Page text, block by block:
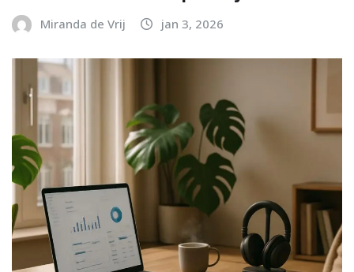
Miranda de Vrij jan 3, 2026